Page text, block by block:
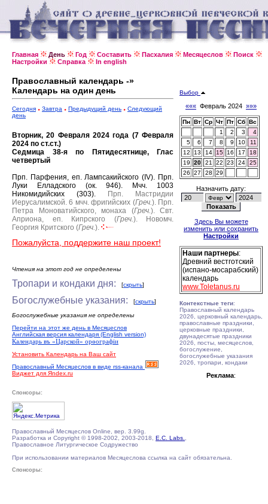
Главная День Год Составить Пасхалия Месяцеслов
Поиск
Настройки
Справка In english
Православный календарь -»
Календарь на один день
Сегодня Завтра Предыдущий день
Следующий
день
Вторник, 20 Февраля 2024 года (7 Февраля
2024 по ст.ст.)
Седмица 38-я по Пятидесятнице, Глас
четвертый
Прп. Парфения, еп. Лампсакийского (IV). Прп.
Луки Елладского (ок. 946).
Мчч. 1003
Никомидийских (303).
Прп. Мастридии
Иерусалимской. 6 мчч. фригийских (Греч.). Прп.
Петра Моноватийского, монаха (Греч.).
Свт.
Априона, еп. Кипрского (Греч.).
Новомч.
Георгия Критского (Греч.).
Пожалуйста, поддержите наш проект!
Чтения на этот год не определены
Тропари и кондаки дня: [скрыть]
Богослужебные указания: [скрыть]
Богослужебные указания не определены
Перейти на этот же день в Месяцеслов
Английская версия календаря (English version)
Календарь въ «Царской» орѳографiи
Установить Календарь на Ваш сайт
Православный Месяцеслов в виде rss-канала
Виджет для Яndex.ru
Выбор
««« Февраль 2024 »»»
Пн Вт Ср Чт Пт Сб Вс
1
2 3
4
5
6 7 8 9 10
11
12
13 14 15 16 17
18
19
20 21 22 23 24
25
26
27 28 29
Назначить дату:
Здесь Вы можете
изменить или сохранить
Настройки
Наши партнеры:
Древний вестготский
(испано-мосарабский)
календарь
www.Toletanus.ru
Контекстные теги:
Православный календарь
2026, церковный календарь,
православные праздники,
церковные праздники,
двунадесятые праздники
2026, посты, месяцеслов,
богослужение,
богослужебные указания
2026, тропари, кондаки
Реклама:
Спонсоры:
Православный Месяцеслов Online, вер. 3.99g.
Разработка и Copyright © 1998-2002, 2003-2018, E.C. Labs.
Православное Литургическое Содружество
При использовании материалов Месяцеслова ссылка на сайт обязательна.
Спонсоры: